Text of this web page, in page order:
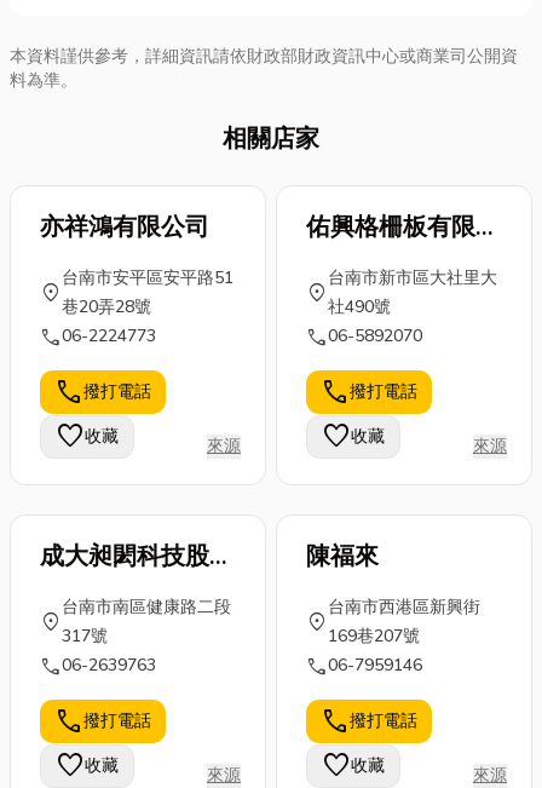
本資料謹供參考，詳細資訊請依財政部財政資訊中心或商業司公開資
料為準。
相關店家
亦祥鴻有限公司
location_on
台南市安平區安平路51
巷20弄28號
call06-2224773
call撥打電話
favorite收藏 來源
佑興格柵板有限公
location_on
台南市新市區大社里大
社490號
call06-5892070
call撥打電話
favorite收藏 來源
成大昶閎科技股份
有限公司
location_on
台南市南區健康路二段
317號
call06-2639763
call撥打電話
favorite收藏 來源
陳福來
location_on
台南市西港區新興街
169巷207號
call06-7959146
call撥打電話
favorite收藏 來源